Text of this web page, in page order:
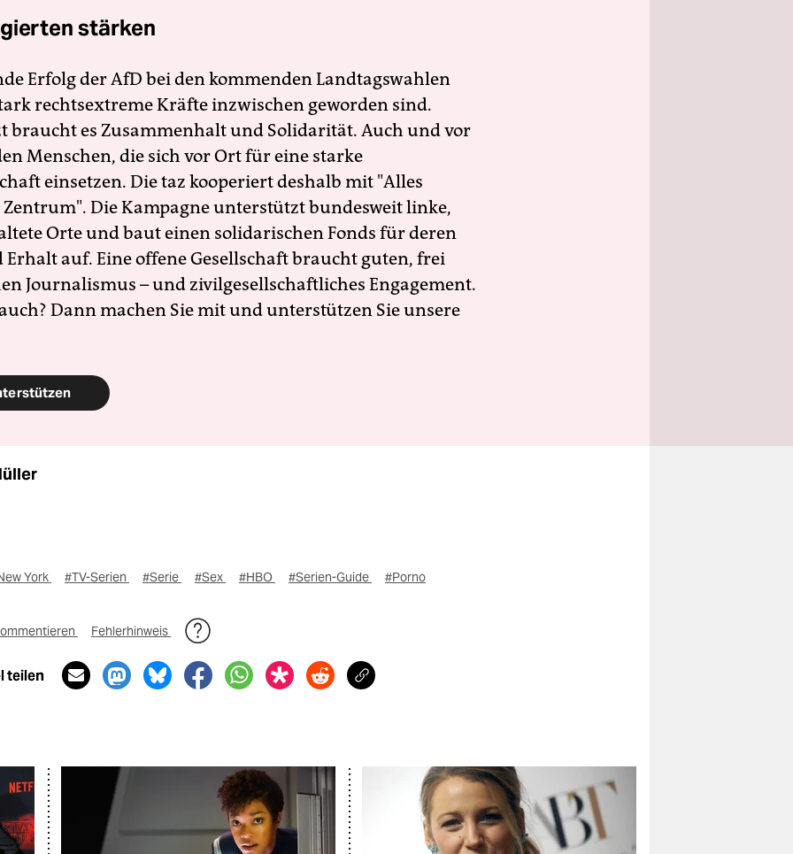
stärken
Erfolg der AfD bei den kommenden Landtagswahlen
rechtsextreme Kräfte inzwischen geworden sind.
braucht es Zusammenhalt und Solidarität. Auch und vor
Menschen, die sich vor Ort für eine starke
einsetzen. Die taz kooperiert deshalb mit "Alles
Die Kampagne unterstützt bundesweit linke,
Orte und baut einen solidarischen Fonds für deren
Erhalt auf. Eine offene Gesellschaft braucht guten, frei
Journalismus – und zivilgesellschaftliches Engagement.
Dann machen Sie mit und unterstützen Sie unsere
York #TV-Serien #Serie #Sex #HBO #Serien-Guide #Porno
Fehlerhinweis
teilen